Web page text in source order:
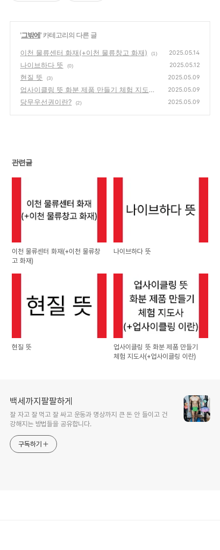
'그밖에' 카테고리의 다른 글
이천 물류센터 화재(+이천 물류창고 화재) (1) 2025.05.14
나이브하다 뜻 (0) 2025.05.12
현질 뜻 (3) 2025.05.09
업사이클링 뜻 화분 제품 만들기 체험 지도사
(+업사이클링 이란)
2025.05.09
당무우선권이란? (2) 2025.05.09
관련글
이천 물류센터 화재(+이천 물류창
고 화재)
나이브하다 뜻
현질 뜻
업사이클링 뜻 화분 제품 만들기
체험 지도사(+업사이클링 이란)
백세까지팔팔하게
잘 자고 잘 먹고 잘 싸고 운동과 명상까지 큰 돈 안 들이고 건
강해지는 방법들을 공유합니다.
구독하기